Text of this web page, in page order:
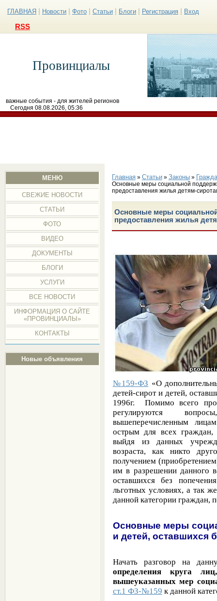
ГЛАВНАЯ Новости Фото Статьи Блоги Регистрация Вход
RSS
Провинциалы
важные события - для жителей регионов
Сегодня 08.08.2026, 05:36
МЕНЮ
СВЕЖИЕ НОВОСТИ
СТАТЬИ
ФОТО
ВИДЕО
ДОКУМЕНТЫ
БЛОГИ
УСЛУГИ
ВСЕ НОВОСТИ
ИНФОРМАЦИЯ О САЙТЕ
«ПРОВИНЦИАЛЫ»
КОНТАКТЫ
Новые объявления
Главная» Статьи» Законы»
Основные меры социальной
предоставления жилья детям-
Основные меры
предоставления жилья
№159-ФЗ «О
детей-сирот и детей,
1996г. Помимо всего
регулируются
вышеперечисленным
острым для всех граждан,
выйдя из данных
возраста, как никто
получением
им в разрешении данного
оставшихся без
льготных условиях, а так
данной категории граждан,
Основные меры
и детей, оставшихся
Начать разговор на
определения круга
вышеуказанных мер
ст.1 ФЗ-№159 к данной